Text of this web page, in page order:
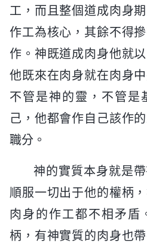
工，而且整個道成肉身
作工為核心，其餘不得
作。神既道成肉身他就
他既來在肉身就在肉身
不管是神的靈，不管是
己，他都會作自己該作
職分。
神的實質本身就是
順服一切出于他的權柄
肉身的作工都不相矛盾
柄，有神實質的肉身也